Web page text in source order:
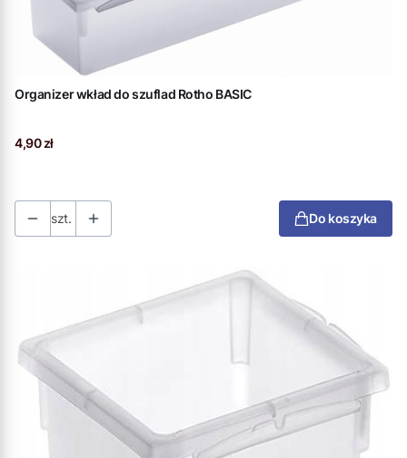
Organizer wkład do szuflad Rotho BASIC
Cena
4,90 zł
szt. Do koszyka